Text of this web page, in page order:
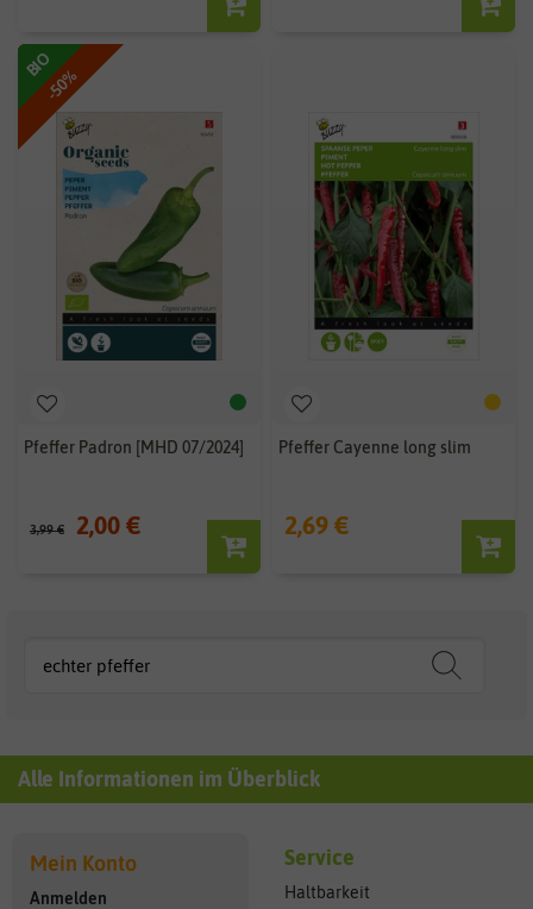
-50%
BIO
Pfeffer Padron [MHD 07/2024]
3,99 € 2,00 €
Pfeffer Cayenne long slim
2,69 €
Alle Informationen im Überblick
Mein Konto
Anmelden
Service
Haltbarkeit